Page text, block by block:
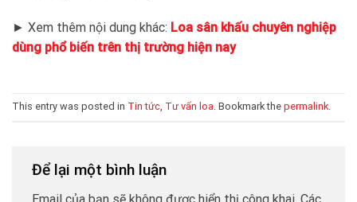
► Xem thêm nội dung khác: Loa sân khấu chuyên nghiệp
dùng phổ biến trên thị trường hiện nay
This entry was posted in Tin tức, Tư vấn loa. Bookmark the permalink.
Để lại một bình luận